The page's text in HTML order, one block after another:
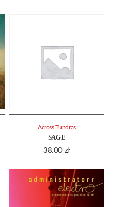
SAGE
38.00 zł
Across Tundras